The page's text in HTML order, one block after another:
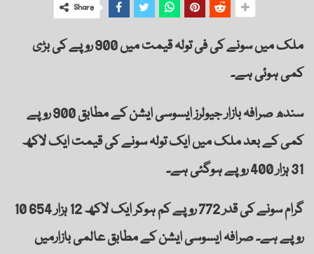
Share
ملک میں سونے کی فی تولہ قیمت میں 900 روپے کی بڑی
کمی ہوئی ہے۔
سندھ صرافہ بازار جیولرز ایسوسی ایشن کے مطابق 900 روپے
کمی کے بعد ملک میں ایک تولہ سونے کی قیمت ایک لاکھ
31 ہزار 400 روپے ہوگئی ہے۔
10 گرام سونے کی قدر 772 روپے کم ہوکر ایک لاکھ 12 ہزار 654
روپے ہے۔ صرافہ ایسوسی ایشن کے مطابق عالمی بازارمیں